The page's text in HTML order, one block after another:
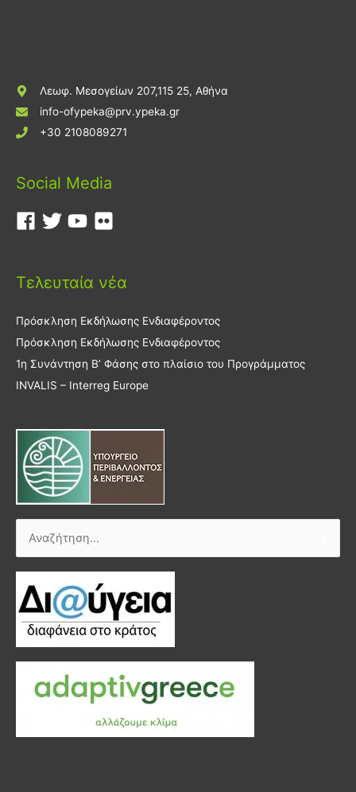
Λεωφ. Μεσογείων 207,115 25, Αθήνα
info-ofypeka@prv.ypeka.gr
+30 2108089271
Social Media
Τελευταία νέα
Πρόσκληση Εκδήλωσης Ενδιαφέροντος
Πρόσκληση Εκδήλωσης Ενδιαφέροντος
1η Συνάντηση Β’ Φάσης στο πλαίσιο του Προγράμματος
INVALIS – Interreg Europe
Αναζήτηση